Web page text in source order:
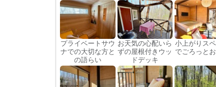
プライベートサウ
ナでの大切な方と
の語らい
お天気の心配いら
ずの屋根付きウッ
ドデッキ
小上がりス
でごろっと